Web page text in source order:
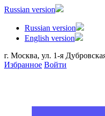
Russian version
Russian version
English version
г. Москва, ул. 1-я
Избранное Войти